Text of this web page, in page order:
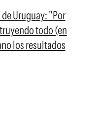
Uruguay: "Por
todo (en
los resultados